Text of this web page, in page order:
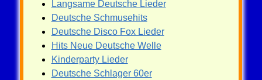
Langsame Deutsche Lieder
Deutsche Schmusehits
Deutsche Disco Fox Lieder
Hits Neue Deutsche Welle
Kinderparty Lieder
Deutsche Schlager 60er